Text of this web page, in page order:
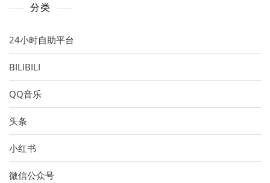
分类
24小时自助平台
BILIBILI
QQ音乐
头条
小红书
微信公众号